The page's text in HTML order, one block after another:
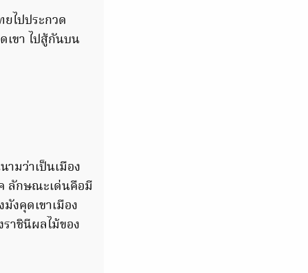
ไปประกวด
ขา ไปสู้กันบน
มว่าเป็นเมือง
ลักษณะเด่นคือมี
งคุดเขาเมือง
าชินีผลไม้ของ